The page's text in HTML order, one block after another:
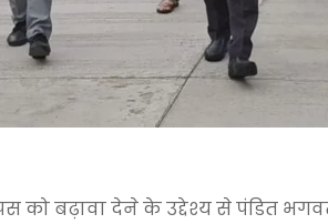
को बढ़ावा देने के उद्देश्य से पंडित भगवत